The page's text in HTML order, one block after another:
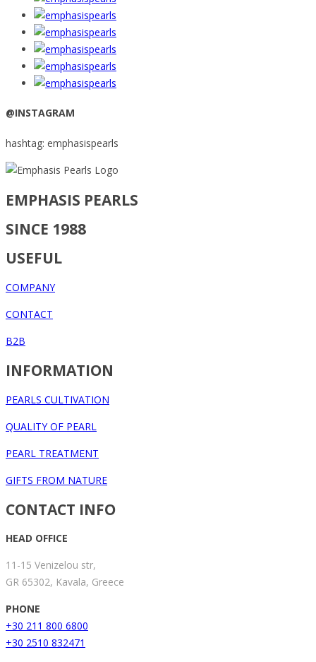
@INSTAGRAM
hashtag: emphasispearls
EMPHASIS PEARLS
SINCE 1988
USEFUL
COMPANY
CONTACT
B2B
INFORMATION
PEARLS CULTIVATION
QUALITY OF PEARL
PEARL TREATMENT
GIFTS FROM NATURE
CONTACT INFO
HEAD OFFICE
11-15 Venizelou str,
GR 65302, Kavala, Greece
PHONE
+30 211 800 6800
+30 2510 832471